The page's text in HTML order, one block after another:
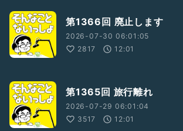
第1366回 廃止します
2026-07-30 06:01:05
2817
12:01
第1365回 旅行離れ
2026-07-29 06:01:04
3517
12:01